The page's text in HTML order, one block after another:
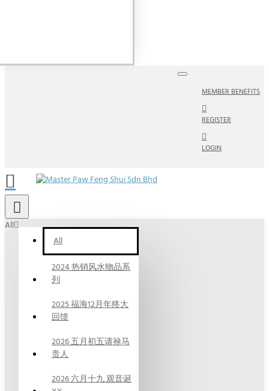
MEMBER BENEFITS
REGISTER
LOGIN
All
All
2024 热销风水物品系
列
2025 福海12月年终大
回馈
2026 五月初五请禄马
贵人
2026 六月十九 观音诞